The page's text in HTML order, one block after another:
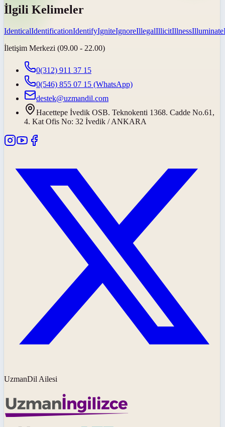
İlgili Kelimeler
IdenticalIdentificationIdentifyIgniteIgnoreIllegalIllicitIllnessIlluminate
İletişim Merkezi (09.00 - 22.00)
0(312) 911 37 15
0(546) 855 07 15 (WhatsApp)
destek@uzmandil.com
Hacettepe İvedik OSB. Teknokenti 1368. Cadde No.61,
4. Kat Ofis No: 32 İvedik / ANKARA
UzmanDil Ailesi